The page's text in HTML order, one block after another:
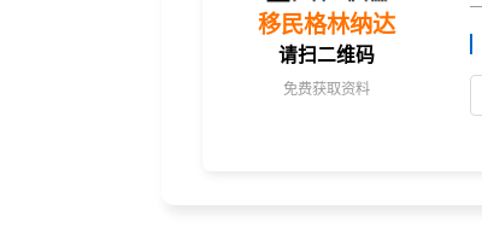
移民格林纳达
请扫二维码
免费获取资料